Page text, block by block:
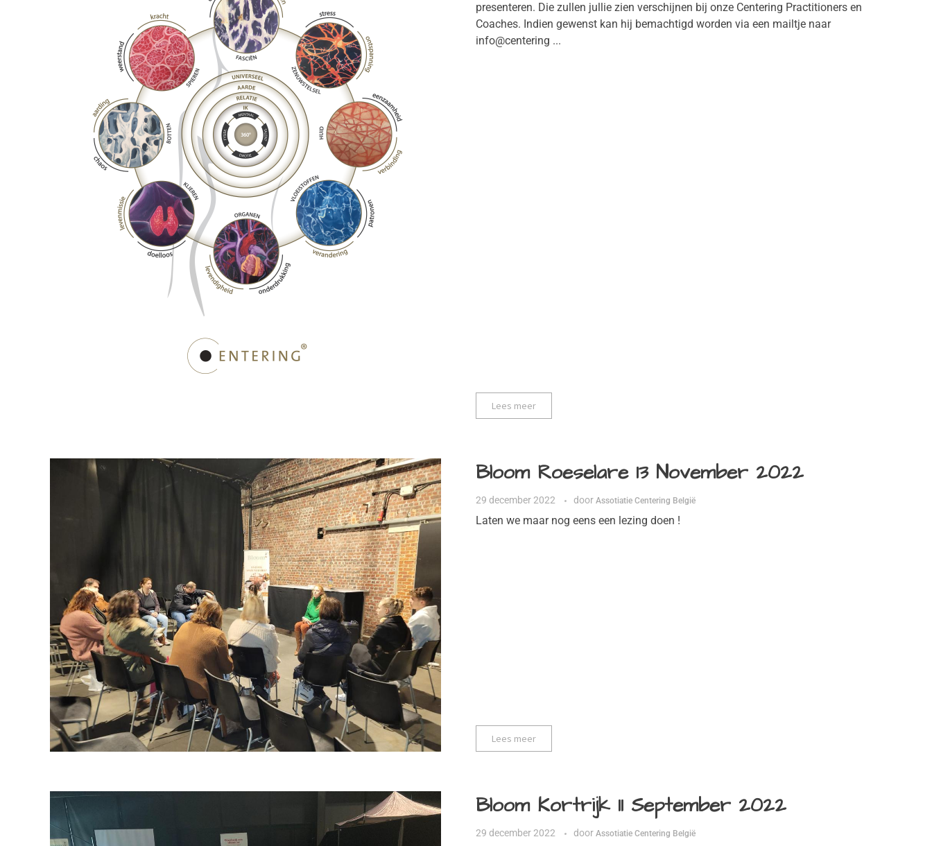
presenteren. Die zullen jullie zien verschijnen bij onze Centering Practitioners en
Coaches. Indien gewenst kan hij bemachtigd worden via een mailtje naar
info@centering ...
Lees meer
Bloom Roeselare 13 November 2022
29 december 2022 door Assotiatie Centering België
Laten we maar nog eens een lezing doen !
Lees meer
Bloom Kortrijk 11 September 2022
29 december 2022 door Assotiatie Centering België